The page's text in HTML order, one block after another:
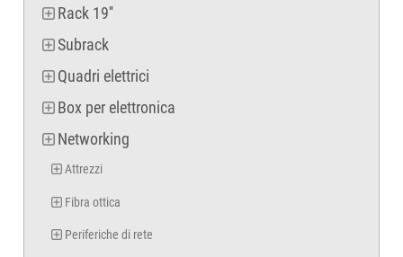
Rack 19''
Subrack
Quadri elettrici
Box per elettronica
Networking
Attrezzi
Fibra ottica
Periferiche di rete